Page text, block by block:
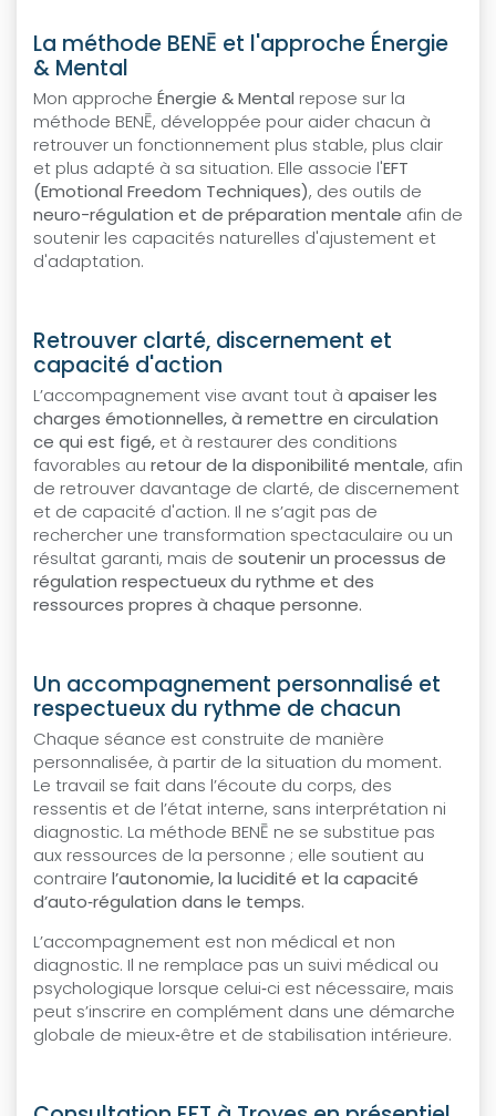
La méthode BENĒ et l'approche Énergie
& Mental
Mon approche Énergie & Mental repose sur la
méthode BENĒ, développée pour aider chacun à
retrouver un fonctionnement plus stable, plus clair
et plus adapté à sa situation. Elle associe l'EFT
(Emotional Freedom Techniques), des outils de
neuro-régulation et de préparation mentale afin de
soutenir les capacités naturelles d'ajustement et
d'adaptation.
Retrouver clarté, discernement et
capacité d'action
L’accompagnement vise avant tout à apaiser les
charges émotionnelles, à remettre en circulation
ce qui est figé, et à restaurer des conditions
favorables au retour de la disponibilité mentale, afin
de retrouver davantage de clarté, de discernement
et de capacité d'action. Il ne s’agit pas de
rechercher une transformation spectaculaire ou un
résultat garanti, mais de soutenir un processus de
régulation respectueux du rythme et des
ressources propres à chaque personne.
Un accompagnement personnalisé et
respectueux du rythme de chacun
Chaque séance est construite de manière
personnalisée, à partir de la situation du moment.
Le travail se fait dans l’écoute du corps, des
ressentis et de l’état interne, sans interprétation ni
diagnostic. La méthode BENĒ ne se substitue pas
aux ressources de la personne ; elle soutient au
contraire l’autonomie, la lucidité et la capacité
d’auto‑régulation dans le temps.
L’accompagnement est non médical et non
diagnostic. Il ne remplace pas un suivi médical ou
psychologique lorsque celui‑ci est nécessaire, mais
peut s’inscrire en complément dans une démarche
globale de mieux‑être et de stabilisation intérieure.